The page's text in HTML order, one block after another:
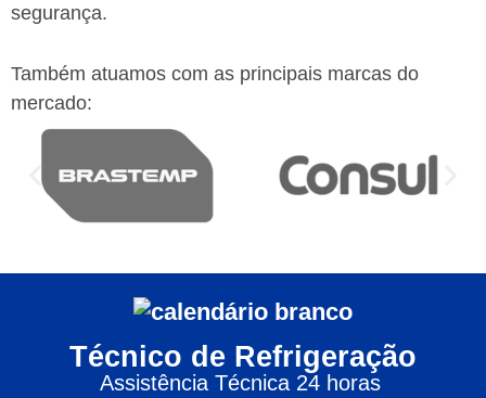
segurança.
Também atuamos com as principais marcas do
mercado:
Técnico de Refrigeração
Assistência Técnica 24 horas